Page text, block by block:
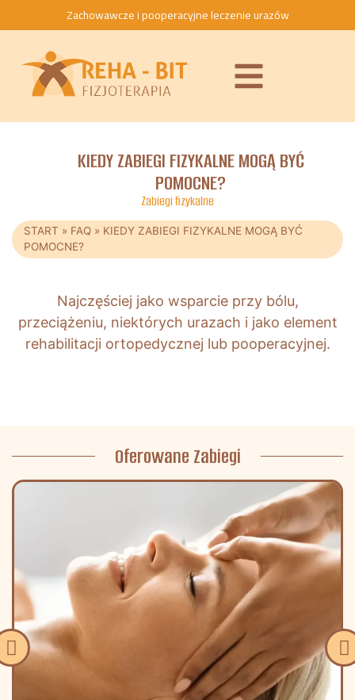
Zachowawcze i pooperacyjne leczenie urazów
KIEDY ZABIEGI FIZYKALNE MOGĄ BYĆ
POMOCNE?
Zabiegi fizykalne
START » FAQ » KIEDY ZABIEGI FIZYKALNE MOGĄ BYĆ
POMOCNE?
Najczęściej jako wsparcie przy bólu,
przeciążeniu, niektórych urazach i jako element
rehabilitacji ortopedycznej lub pooperacyjnej.
Oferowane Zabiegi